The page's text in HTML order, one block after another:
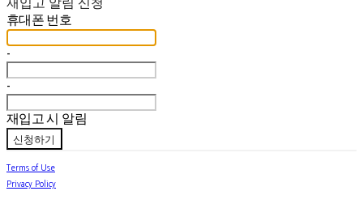
재입고 알림 신청
휴대폰 번호
-
-
재입고 시 알림
신청하기
Terms of Use
Privacy Policy